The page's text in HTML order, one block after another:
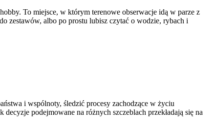
To miejsce, w którym terenowe obserwacje idą w parze z
zestawów, albo po prostu lubisz czytać o wodzie, rybach i
i wspólnoty, śledzić procesy zachodzące w życiu
podejmowane na różnych szczeblach przekładają się na